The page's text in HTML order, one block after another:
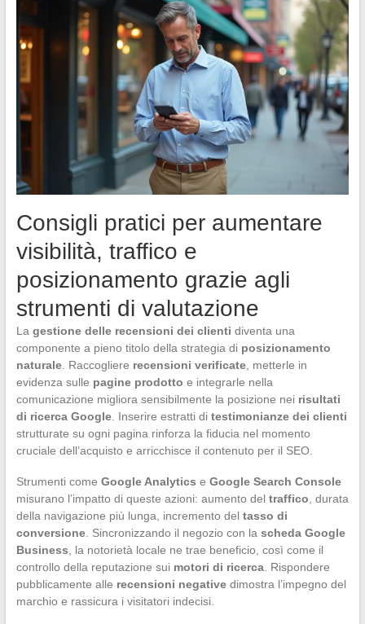
Consigli pratici per aumentare
visibilità, traffico e
posizionamento grazie agli
strumenti di valutazione
La gestione delle recensioni dei clienti diventa una
componente a pieno titolo della strategia di posizionamento
naturale. Raccogliere recensioni verificate, metterle in
evidenza sulle pagine prodotto e integrarle nella
comunicazione migliora sensibilmente la posizione nei risultati
di ricerca Google. Inserire estratti di testimonianze dei clienti
strutturate su ogni pagina rinforza la fiducia nel momento
cruciale dell’acquisto e arricchisce il contenuto per il SEO.
Strumenti come Google Analytics e Google Search Console
misurano l’impatto di queste azioni: aumento del traffico , durata
della navigazione più lunga, incremento del tasso di
conversione. Sincronizzando il negozio con la scheda Google
Business , la notorietà locale ne trae beneficio, così come il
controllo della reputazione sui motori di ricerca. Rispondere
pubblicamente alle recensioni negativedimostra l’impegno del
marchio e rassicura i visitatori indecisi.